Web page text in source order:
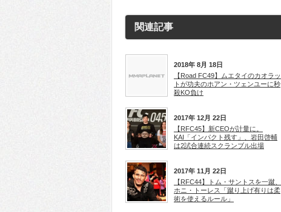
関連記事
2018年 8月 18日
【Road FC49】ムエタイのカオラッ
トが功夫のホアン・ツェンユーに秒
殺KO負け
2017年 12月 22日
【RFC45】新CEOが計量に。
KAI「インパクト残す」、岩田啓輔
は2試合連続スクランブル出場
2017年 11月 22日
【RFC44】トム・サントスを一蹴、
ホニ・トーレス「蹴り上げ有りは柔
術を使えるルール」